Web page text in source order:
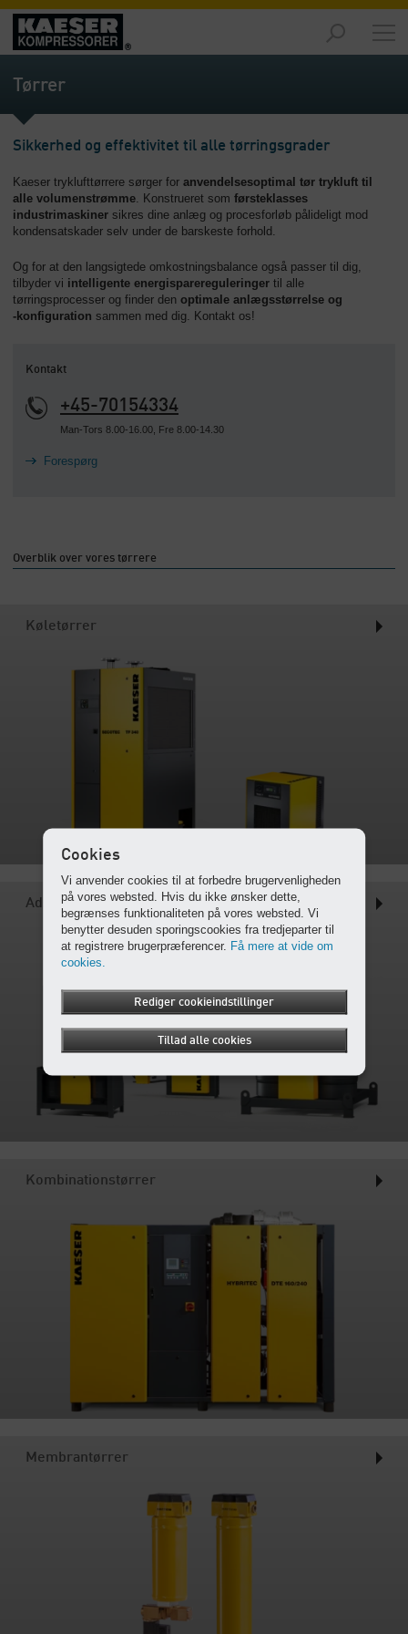
Markeder
-
Oversigt
-
Løsninger
-
Service
-
Oversigt
Virksomhed
Oversigt
Tørrer
Sikkerhed og effektivitet til alle tørringsgrader
Kaeser tryklufttørrere sørger for anvendelsesoptimal tør trykluft til
alle volumenstrømme. Konstrueret som førsteklasses
industrimaskiner sikres dine anlæg og procesforløb pålideligt mod
kondensatskader selv under de barskeste forhold.
Og for at den langsigtede omkostningsbalance også passer til dig,
tilbyder vi intelligente energisparereguleringer til alle
tørringsprocesser og finder den optimale anlægsstørrelse og
‑konfiguration sammen med dig. Kontakt os!
Kontakt
+45-70154334
Man-Tors 8.00-16.00, Fre 8.00-14.30
Forespørg
Overblik over vores tørrere
Køletørrer
Adsorptionstørrer
Kombinationstørrer
Membrantørrer
Cookies
Vi anvender cookies til at forbedre brugervenligheden
på vores websted. Hvis du ikke ønsker dette,
begrænses funktionaliteten på vores websted. Vi
benytter desuden sporingscookies fra tredjeparter til
at registrere brugerpræferencer. Få mere at vide om
cookies.
Rediger cookieindstillinger
Tillad alle cookies